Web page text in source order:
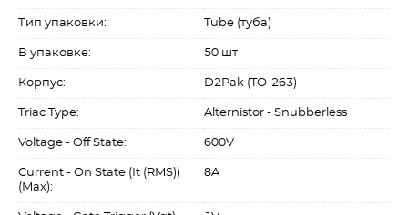
Тип упаковки: Tube (туба)
В упаковке: 50 шт
Корпус: D2Pak (TO-263)
Triac Type: Alternistor - Snubberless
Voltage - Off State: 600V
Current - On State (It (RMS))
(Max):
8A